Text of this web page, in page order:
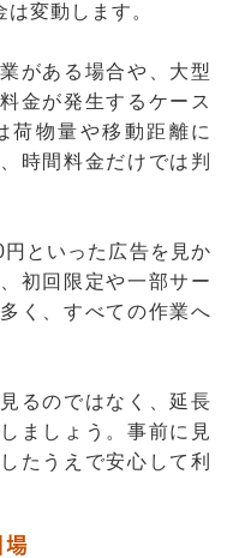
変動します。
がある場合や、大型
金が発生するケース
荷物量や移動距離に
時間料金だけでは判
といった広告を見か
初回限定や一部サー
く、すべての作業へ
るのではなく、延長
ましょう。事前に見
たうえで安心して利
場